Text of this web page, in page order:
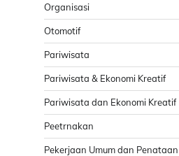
Organisasi
Otomotif
Pariwisata
Pariwisata & Ekonomi Kreatif
Pariwisata dan Ekonomi Kreatif
Peetrnakan
Pekerjaan Umum dan